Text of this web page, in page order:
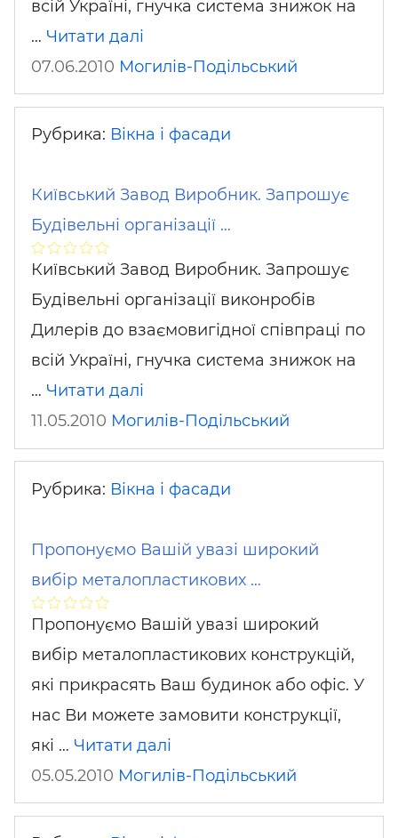
всій Україні, гнучка система знижок на
… Читати далі
07.06.2010 Могилів-Подільський
Рубрика: Вікна і фасади
Київський Завод Виробник. Запрошує
Будівельні організації …
Київський Завод Виробник. Запрошує
Будівельні організації виконробів
Дилерів до взаємовигідної співпраці по
всій Україні, гнучка система знижок на
… Читати далі
11.05.2010 Могилів-Подільський
Рубрика: Вікна і фасади
Пропонуємо Вашій увазі широкий
вибір металопластикових …
Пропонуємо Вашій увазі широкий
вибір металопластикових конструкцій,
які прикрасять Ваш будинок або офіс. У
нас Ви можете замовити конструкції,
які … Читати далі
05.05.2010 Могилів-Подільський